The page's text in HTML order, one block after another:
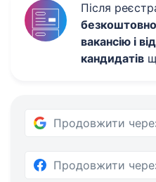
Після
вакансію і
кандидатів
Продовжити
Продовжити